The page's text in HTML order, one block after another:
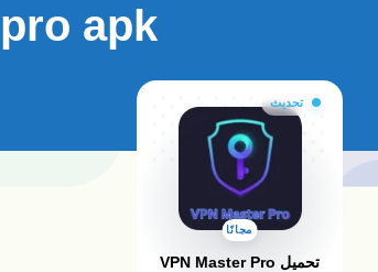
apk
تحديث
مجانًا
تحميل VPN Master Pro